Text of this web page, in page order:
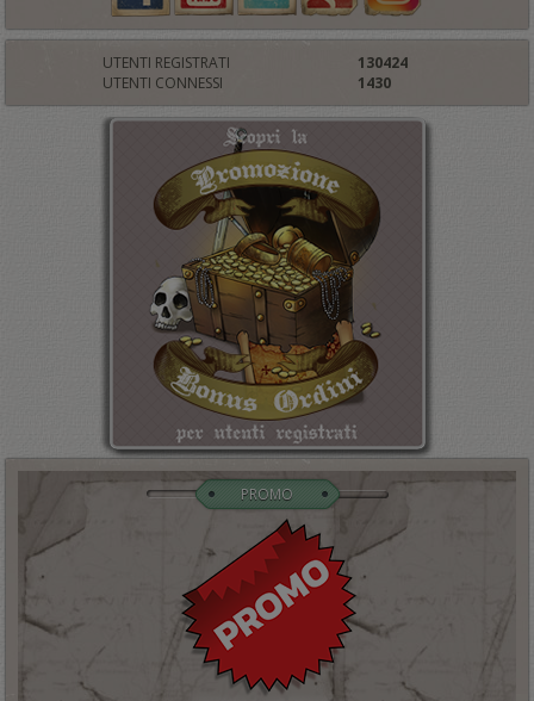
UTENTI REGISTRATI
130424
UTENTI CONNESSI
1430
PROMO